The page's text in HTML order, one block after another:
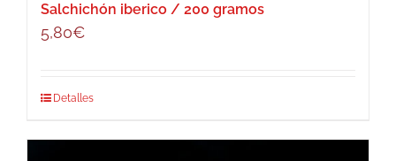
Salchichón iberico / 200 gramos
5,80€
Detalles